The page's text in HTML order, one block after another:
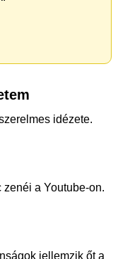
idézete.
zenéi a Youtube-on.
jellemzik őt a